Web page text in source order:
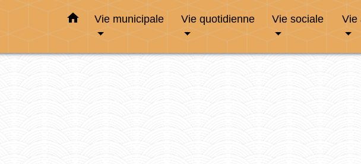
home Vie municipale Vie quotidienne Vie sociale Vie